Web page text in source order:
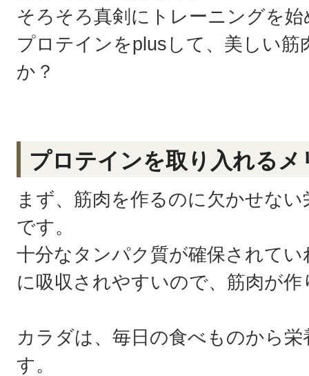
そろそろ真剣にトレーニングを
プロテインをplusして、美しい
か？
プロテインを取り入れるメ
まず、筋肉を作るのに欠かせな
です。
十分なタンパク質が確保されて
に吸収されやすいので、筋肉が
カラダは、毎日の食べものから
す。